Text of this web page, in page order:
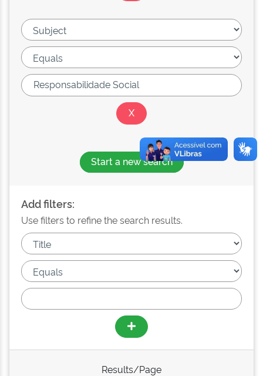
Start a new search
Add filters:
Use filters to refine the search results.
Results/Page